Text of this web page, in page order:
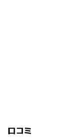
口コミ